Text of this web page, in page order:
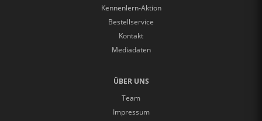
Kennenlern-Aktion
Bestellservice
Kontakt
Mediadaten
ÜBER UNS
Team
Impressum